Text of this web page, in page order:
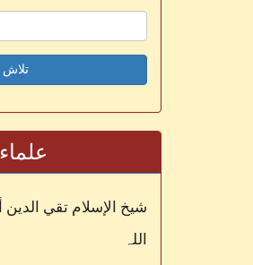
شيخ الإسلام تقي الدين
اللہ